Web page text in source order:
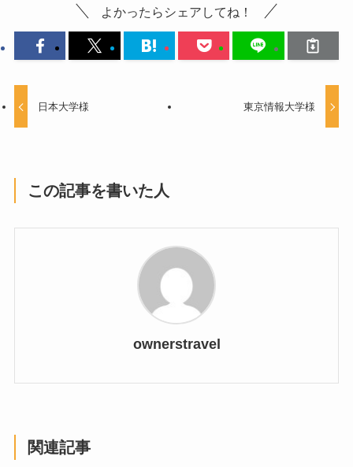
よかったらシェアしてね！
日本大学様 東京情報大学様
この記事を書いた人
ownerstravel
関連記事